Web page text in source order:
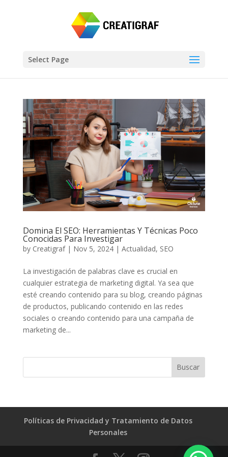
Select Page
Domina El SEO: Herramientas Y Técnicas Poco
Conocidas Para Investigar
by Creatigraf| Nov 5, 2024| Actualidad, SEO
La investigación de palabras clave es crucial en
cualquier estrategia de marketing digital. Ya sea que
esté creando contenido para su blog, creando páginas
de productos, publicando contenido en las redes
sociales o creando contenido para una campaña de
marketing de...
Políticas de Privacidad y Tratamiento de Datos
Personales